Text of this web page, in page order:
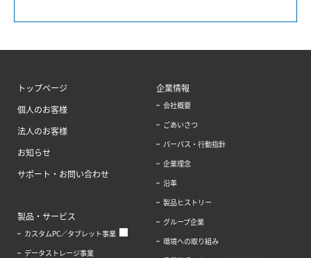
トップページ
個人のお客様
法人のお客様
お知らせ
サポート・お問い合わせ
製品・サービス
カスタムPC／タブレット事業
データストレージ事業
企業情報
会社概要
ごあいさつ
パーパス・行動指針
企業理念
沿革
製品ヒストリー
グループ企業
環境への取り組み